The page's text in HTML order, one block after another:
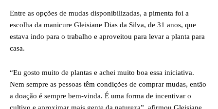
Entre as opções de mudas disponibilizadas, a pimenta foi a
escolha da manicure Gleisiane Dias da Silva, de 31 anos, que
estava indo para o trabalho e aproveitou para levar a planta para
casa.
“Eu gosto muito de plantas e achei muito boa essa iniciativa.
Nem sempre as pessoas têm condições de comprar mudas, então
a doação é sempre bem-vinda. É uma forma de incentivar o